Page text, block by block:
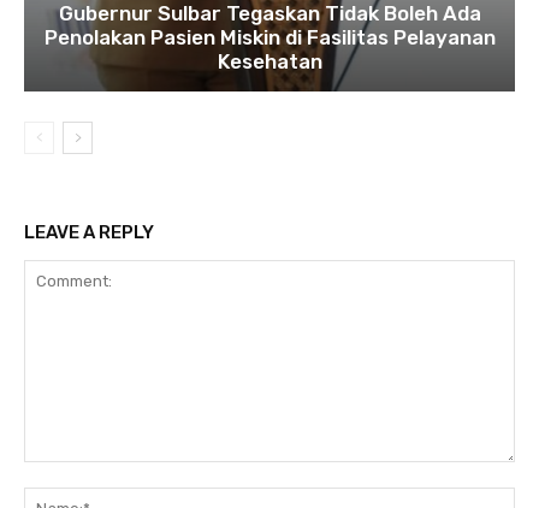
Gubernur Sulbar Tegaskan Tidak Boleh Ada
Penolakan Pasien Miskin di Fasilitas Pelayanan
Kesehatan
LEAVE A REPLY